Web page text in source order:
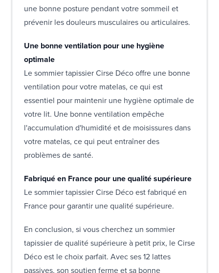
une bonne posture pendant votre sommeil et
prévenir les douleurs musculaires ou articulaires.
Une bonne ventilation pour une hygiène
optimale
Le sommier tapissier Cirse Déco offre une bonne
ventilation pour votre matelas, ce qui est
essentiel pour maintenir une hygiène optimale de
votre lit. Une bonne ventilation empêche
l'accumulation d'humidité et de moisissures dans
votre matelas, ce qui peut entraîner des
problèmes de santé.
Fabriqué en France pour une qualité supérieure
Le sommier tapissier Cirse Déco est fabriqué en
France pour garantir une qualité supérieure.
En conclusion, si vous cherchez un sommier
tapissier de qualité supérieure à petit prix, le Cirse
Déco est le choix parfait. Avec ses 12 lattes
passives, son soutien ferme et sa bonne